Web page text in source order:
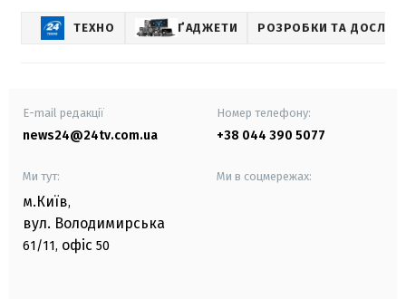
ТЕХНО ҐАДЖЕТИ РОЗРОБКИ ТА
E-mail редакції
news24@24tv.com.ua
Номер телефону:
+38 044 390 5077
Ми тут:
м.Київ,
вул. Володимирська
61/11, офіс 50
Ми в соцмережах: